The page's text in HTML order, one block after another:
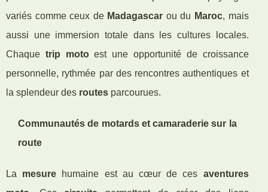
variés comme ceux de Madagascar ou du Maroc, mais
aussi une immersion totale dans les cultures locales.
Chaque trip motoest une opportunité de croissance
personnelle, rythmée par des rencontres authentiques et
la splendeur des routes parcourues.
Communautés de motards et camaraderie sur la
route
La mesure humaine est au cœur de ces aventures